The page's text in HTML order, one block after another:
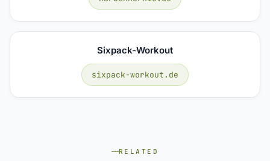
Sixpack-Workout
sixpack-workout.de
RELATED